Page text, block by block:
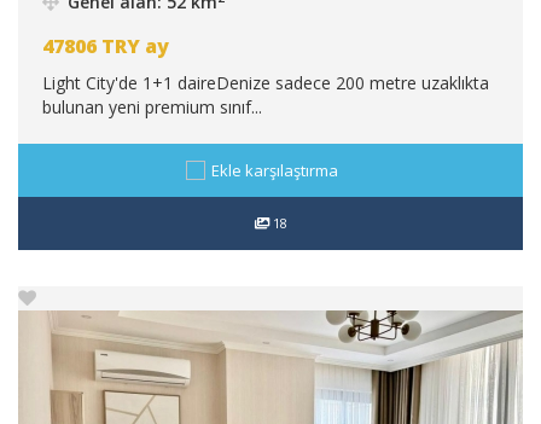
47806 TRY ay
Light City'de 1+1 daireDenize sadece 200 metre uzaklıkta
bulunan yeni premium sınıf...
Ekle karşılaştırma
18